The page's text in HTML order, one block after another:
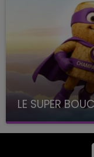
LE SUPER
avec La Famille